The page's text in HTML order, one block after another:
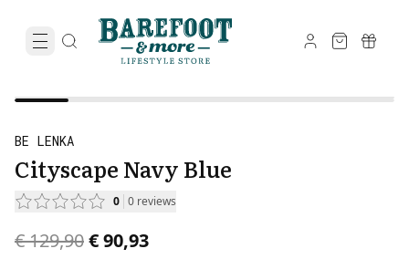
BE LENKA
Cityscape Navy Blue
0 0 reviews
Original price was € 129,90.
€ 129,90Current price is € 90,93.
€ 90,93